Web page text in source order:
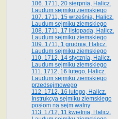
106. 1711, 20 sierpnia, Halicz.
Laudum sejmiku ziemskiego
107. 1711, 15 września, Halicz.
Laudum sejmiku ziemskiego
108. 1711, 17 listopada, Halicz.
Laudum sejmiku ziemskiego
109. 1711, 1 grudnia, Halicz.
Laudum sejmiku ziemskiego
110. 1712, 14 stycznia, Halicz.
Laudum sejmiku ziemskiego
111. 1712, 16 lutego, Halicz.
Laudum sejmiku ziemskiego
przedsejmowego
112. 1712, 16 lutego, Halicz.
Instrukcya sejmiku ziemskiego
posłom na sejm walny
113. 1712, 11 kwietnia, Halicz.